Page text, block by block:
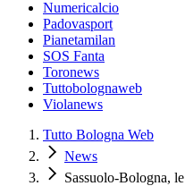
Numericalcio
Padovasport
Pianetamilan
SOS Fanta
Toronews
Tuttobolognaweb
Violanews
Tutto Bologna Web
News
Sassuolo-Bologna,